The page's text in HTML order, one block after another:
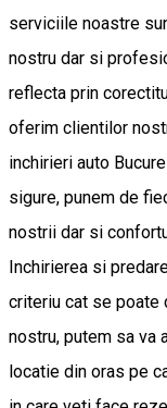
serviciile noastre
nostru dar si
reflecta prin
oferim clientilor
inchirieri auto
sigure, punem de
nostrii dar si
Inchirierea si
criteriu cat se poate
nostru, putem sa va
locatie din oras pe